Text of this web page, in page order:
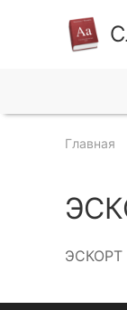
Главная
ЭСКОРТ